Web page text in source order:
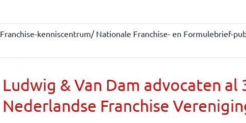
Franchise-kenniscentrum/ Nationale Franchise- en Formulebrief-
Ludwig & Van Dam advocaten al
Nederlandse Franchise